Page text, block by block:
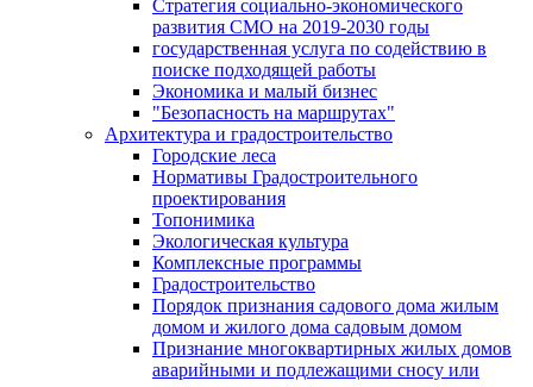
Стратегия социально-экономического
развития СМО на 2019-2030 годы
государственная услуга по содействию в
поиске подходящей работы
Экономика и малый бизнес
"Безопасность на маршрутах"
Архитектура и градостроительство
Городские леса
Нормативы Градостроительного
проектирования
Топонимика
Экологическая культура
Комплексные программы
Градостроительство
Порядок признания садового дома жилым
домом и жилого дома садовым домом
Признание многоквартирных жилых домов
аварийными и подлежащими сносу или